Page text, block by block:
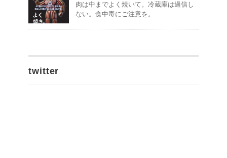
肉は中までよく焼いて。冷蔵庫は過信し
ない。食中毒にご注意を。
twitter